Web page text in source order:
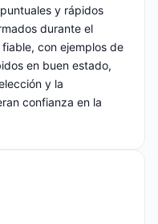
y rápidos
durante el
con ejemplos de
en buen estado,
y la
confianza en la